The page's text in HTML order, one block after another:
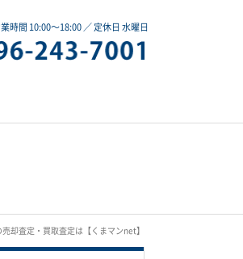
業時間 10:00～18:00 ／ 定休日 水曜日
売却査定・買取査定は【くまマンnet】